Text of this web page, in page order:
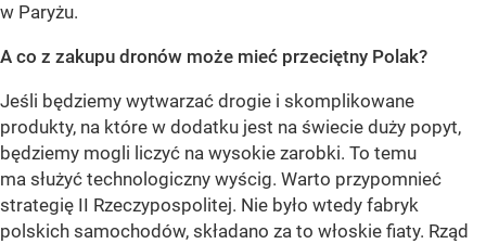
w Paryżu.
A co z zakupu dronów może mieć przeciętny Polak?
Jeśli będziemy wytwarzać drogie i skomplikowane
produkty, na które w dodatku jest na świecie duży popyt,
będziemy mogli liczyć na wysokie zarobki. To temu
ma służyć technologiczny wyścig. Warto przypomnieć
strategię II Rzeczypospolitej. Nie było wtedy fabryk
polskich samochodów, składano za to włoskie fiaty. Rząd